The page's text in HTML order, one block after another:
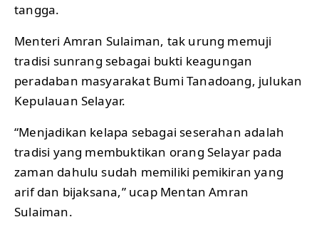
tangga.
Menteri Amran Sulaiman, tak urung memuji
tradisi sunrang sebagai bukti keagungan
peradaban masyarakat Bumi Tanadoang, julukan
Kepulauan Selayar.
“Menjadikan kelapa sebagai seserahan adalah
tradisi yang membuktikan orang Selayar pada
zaman dahulu sudah memiliki pemikiran yang
arif dan bijaksana,” ucap Mentan Amran
Sulaiman.